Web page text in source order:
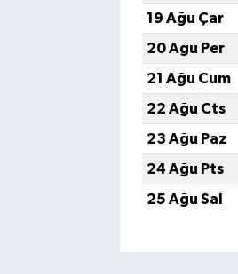
19 Ağu Çar
20 Ağu Per
21 Ağu Cum
22 Ağu Cts
23 Ağu Paz
24 Ağu Pts
25 Ağu Sal